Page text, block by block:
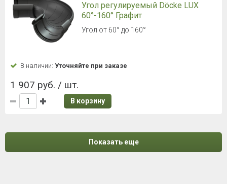
Угол регулируемый Döcke LUX
60°-160° Графит
Угол от 60° до 160°
В наличии: Уточняйте при заказе
1 907 руб. / шт.
В корзину
Показать еще